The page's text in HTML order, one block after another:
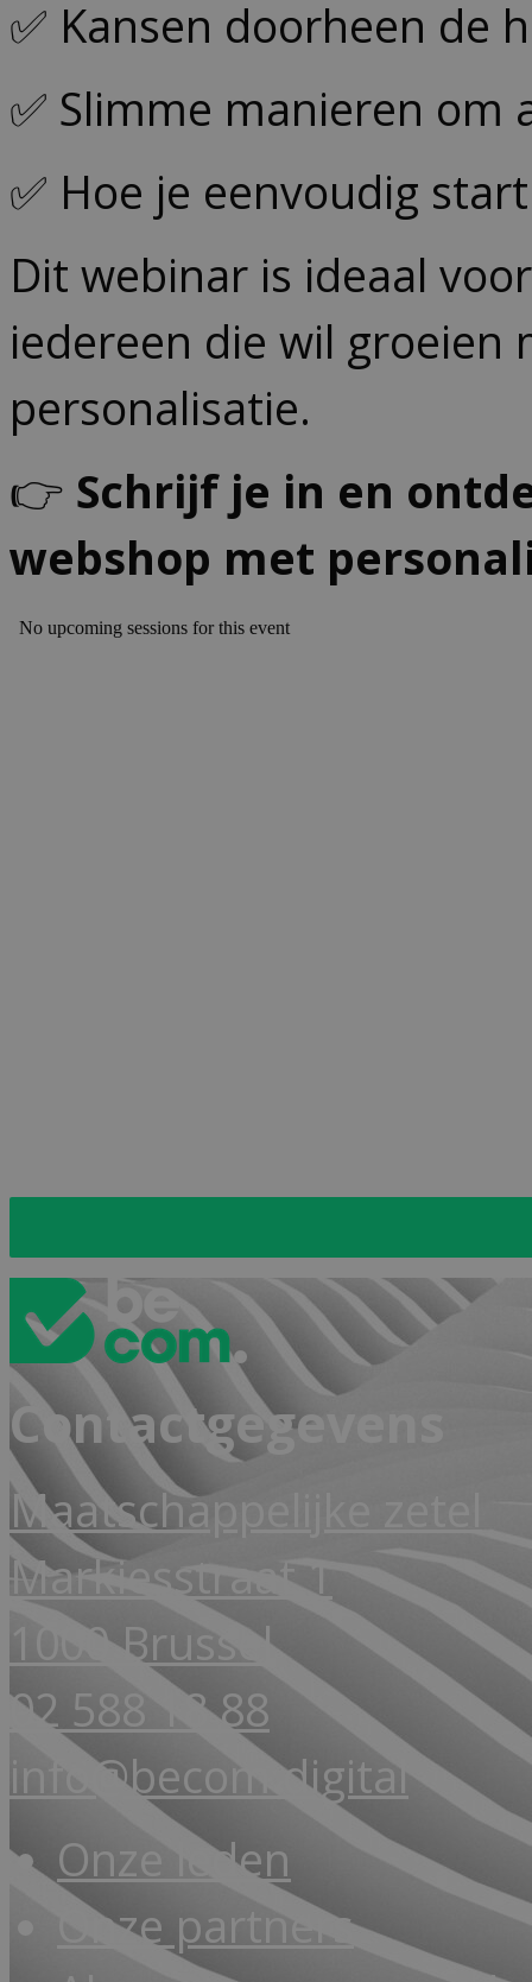
✅ Kansen doorheen de
✅ Slimme manieren
✅ Hoe je eenvoudig
Dit webinar is ideaal
iedereen die wil groeien
personalisatie.
👉 Schrijf je in en
webshop met
Contactgegevens
Maatschappelijke zetel
Markiesstraat 1
1000 Brussel
02 588 18 88
info@becom.digital
Onze leden
Onze partners